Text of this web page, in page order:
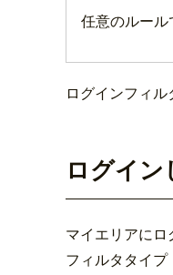
任意のルール
ログインフィル
ログイ
マイエリアにロ
フィルタタイプ